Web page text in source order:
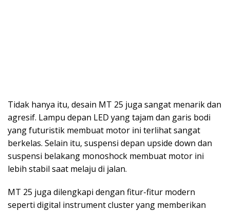
Tidak hanya itu, desain MT 25 juga sangat menarik dan
agresif. Lampu depan LED yang tajam dan garis bodi
yang futuristik membuat motor ini terlihat sangat
berkelas. Selain itu, suspensi depan upside down dan
suspensi belakang monoshock membuat motor ini
lebih stabil saat melaju di jalan.
MT 25 juga dilengkapi dengan fitur-fitur modern
seperti digital instrument cluster yang memberikan